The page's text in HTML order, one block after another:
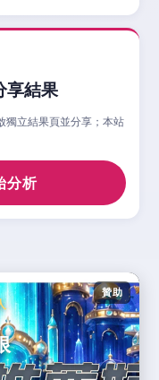
花旗骰Cr
享結果
獨立結果頁並分享；本站
分析
贊助